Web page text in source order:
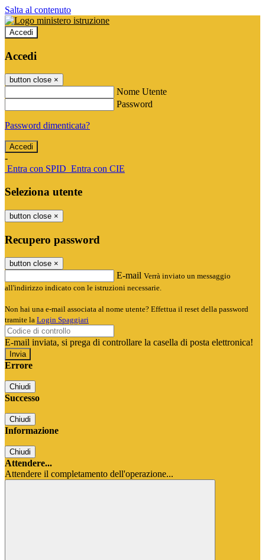
Salta al contenuto
Accedi
Accedi
button close ×
Nome Utente
Password
Password dimenticata?
-
Entra con SPID Entra con CIE
Seleziona utente
button close ×
Recupero password
button close ×
E-mail Verrà inviato un messaggio
all'indirizzo indicato con le istruzioni necessarie.
Non hai una e-mail associata al nome utente? Effettua il reset della password
tramite la Login Spaggiari
E-mail inviata, si prega di controllare la casella di posta elettronica!
Errore
Chiudi
Successo
Chiudi
Informazione
Chiudi
Attendere...
Attendere il completamento dell'operazione...